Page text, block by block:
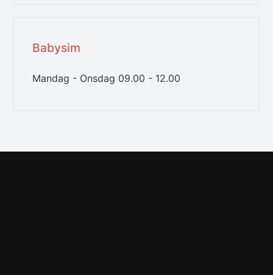
Babysim
Mandag - Onsdag 09.00 - 12.00